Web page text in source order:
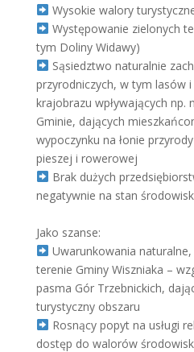
Wysokie walory
Występowanie zielonych
tym Doliny Widawy)
Sąsiedztwo naturalnie
przyrodniczych, w tym lasów
krajobrazu wpływających np.
Gminie, dających
wypoczynku na łonie
pieszej i rowerowej
Brak dużych
negatywnie na stan
Jako szanse:
Uwarunkowania naturalne,
terenie Gminy Wiszniaka –
pasma Gór Trzebnickich,
turystyczny obszaru
Rosnący popyt na usługi
dostęp do walorów